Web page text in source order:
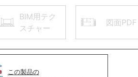
BIM用テク
スチャー
図面PDF
この製品の